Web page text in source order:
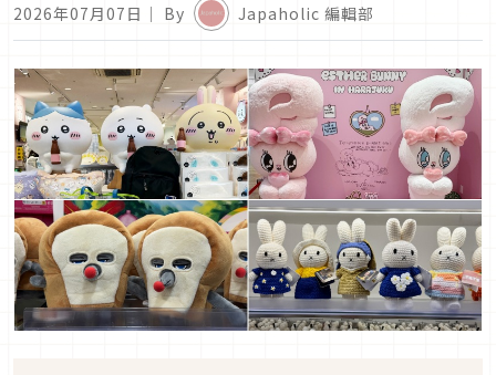
2026年07月07日 ｜ By Japaholic 編輯部